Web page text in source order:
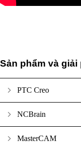
Sản phẩm và giải
PTC Creo
NCBrain
MasterCAM